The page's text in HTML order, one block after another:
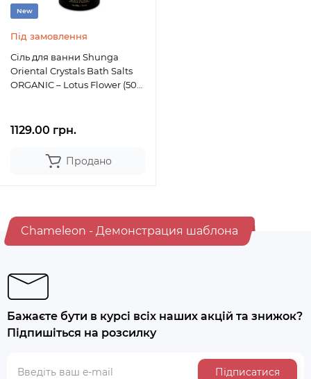
New
Під замовлення
Сіль для ванни Shunga
Oriental Crystals Bath Salts
ORGANIC – Lotus Flower (500
1129.00 грн.
Продано
Chameleon - Демонстрация шаблона
Бажаєте бути в курсі всіх наших акцій та знижок?
Підпишіться на розсилку
Підписатися